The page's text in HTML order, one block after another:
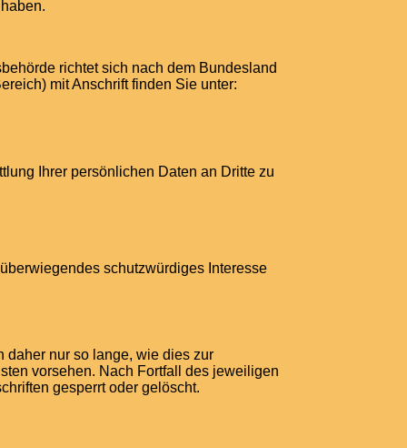
richtet sich nach dem Bundesland
mit Anschrift finden Sie unter:
Ihrer persönlichen Daten an Dritte zu
schutzwürdiges Interesse
daher nur so lange, wie dies zur
vorsehen. Nach Fortfall des jeweiligen
gesperrt oder gelöscht.